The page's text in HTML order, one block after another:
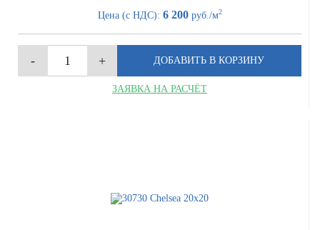
Цена (с НДС): 6 200руб./м2
ЗАЯВКА НА РАСЧЁТ